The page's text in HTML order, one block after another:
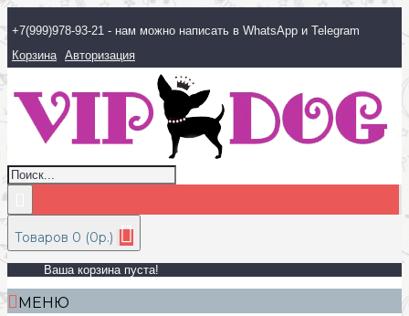
+7(999)978-93-21 - нам можно написать в WhatsApp и Telegram
Корзина Авторизация
Товаров 0 (0р.)
Ваша корзина пуста!
МЕНЮ